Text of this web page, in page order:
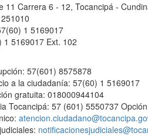
11 Carrera 6 - 12, Tocancipá -
1 5169017
1 5169017 Ext. 102
57(601) 8575878
a la ciudadanía: 57(60) 1 5169017
gratuita: 018000944104
Tocancipá: 57 (601) 5550737 Opción